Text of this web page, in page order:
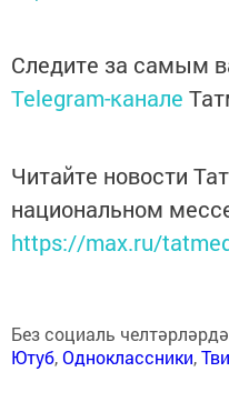
Следите за самым
Telegram-канале
Читайте новости
национальном
https://max.ru/
Без социаль
Ютуб,Одноклассники,